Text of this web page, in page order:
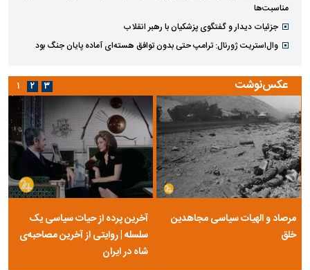
مناسبت‌ها
جزئیات دیدار و گفتگوی پزشکیان با رهبر انقلاب
وال‌استریت ژورنال: ترامپ حتی بدون توافق هسته‌ای آماده پایان جنگ بود
عکس‌نوشت
مرصاد و الهیات سیاسی مجاهدین
خلق
آخرین پرده از حیات سیاسی یک
سلسله | روایتی از آخرین مصاحبه‌ی
شاه در ایران
۱ ۲ ۳